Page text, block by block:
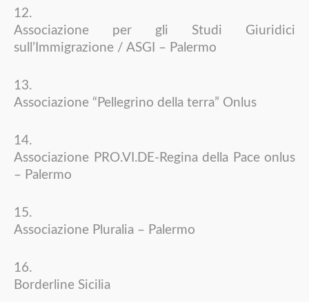
Associazione per gli Studi Giuridici
sull’Immigrazione / ASGI – Palermo
Associazione “Pellegrino della terra” Onlus
Associazione PRO.VI.DE-Regina della Pace onlus
– Palermo
Associazione Pluralia – Palermo
Borderline Sicilia